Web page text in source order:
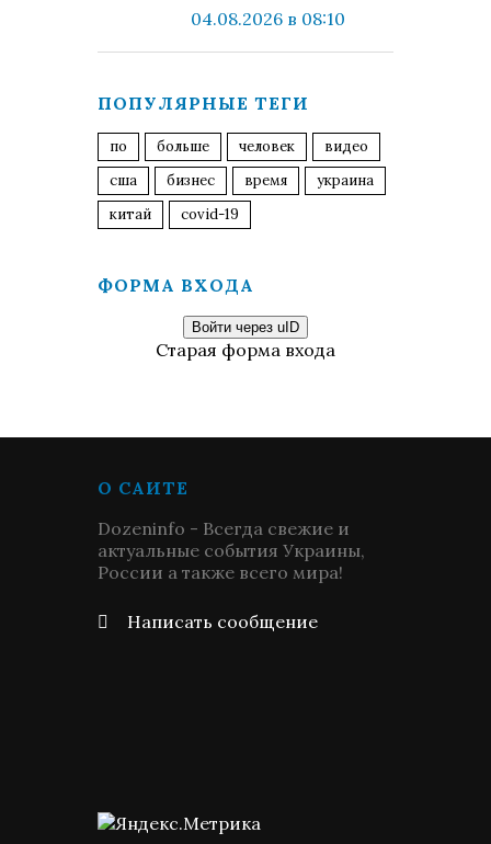
04.08.2026 в 08:10
ПОПУЛЯРНЫЕ ТЕГИ
по больше человек
видео
сша
бизнес время
украина
китай
covid-19
ФОРМА ВХОДА
Войти через uID
Старая форма входа
О САЙТЕ
Dozeninfo - Всегда свежие и
актуальные события Украины,
России а также всего мира!
Написать сообщение